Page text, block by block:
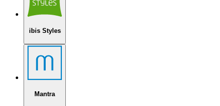
ibis Styles
Mantra